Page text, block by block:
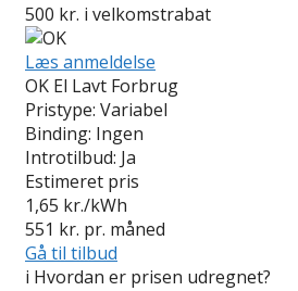
500 kr. i velkomstrabat
Læs anmeldelse
OK El Lavt Forbrug
Pristype: Variabel
Binding: Ingen
Introtilbud: Ja
Estimeret pris
1,65 kr./kWh
551 kr. pr. måned
Gå til tilbud
i Hvordan er prisen udregnet?